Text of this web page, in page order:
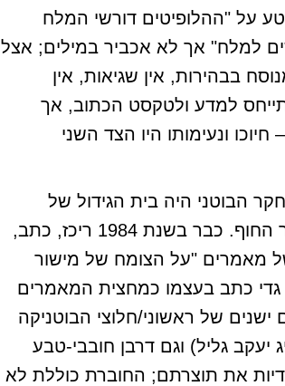
על "ההלופיטים דורשי המלח
למלח" אך לא אכביר במילים; אצל
בבהירות, אין שגיאות, אין
למדע ולטקסט הכתוב, אך
ונעימותו היו הצד השני
הבוטני היה בית הגידול של
החול-חמרה-כורכר במישור החוף. כבר בשנת 1984 ריכז, כתב,
מאמרים "על הצומח של מישור
(עלון רתם מס.13). גדי כתב בעצמו כמחצית המאמרים
של ראשוני/חלוצי הבוטניקה
יעקב גליל) וגם דרבן חובבי-טבע
את תוצרתם; החוברת כוללת לא